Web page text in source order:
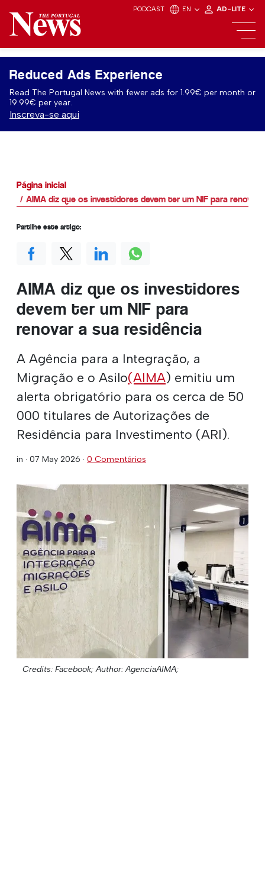
PODCAST EN AD-LITE
Reduced Ads Experience
Read The Portugal News with fewer ads for 1.99€ per month or
19.99€ per year.
Inscreva-se aqui
Página inicial
AIMA diz que os investidores devem ter um NIF para renovar
AIMA diz que os investidores
devem ter um NIF para
renovar a sua residência
A Agência para a Integração, a
Migração e o Asilo(AIMA) emitiu um
alerta obrigatório para os cerca de 50
000 titulares de Autorizações de
Residência para Investimento (ARI).
in · 07 May 2026 · 0 Comentários
Credits: Facebook; Author: AgenciaAIMA;
Partilhe este artigo: